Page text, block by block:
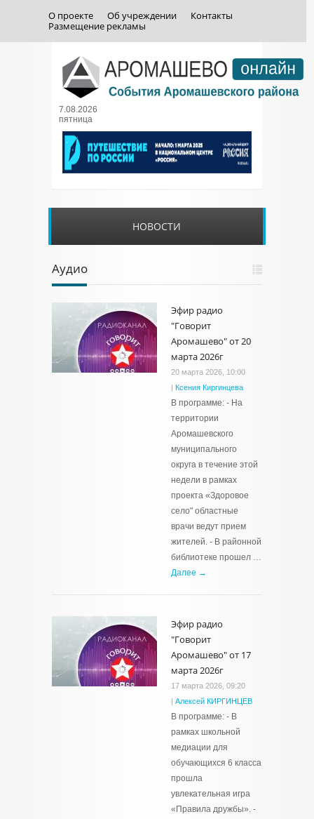
О проекте Об учреждении
Контакты
Размещение рекламы
7.08.2026
пятница
НОВОСТИ
Аудио
Эфир радио
"Говорит
Аромашево" от 20
марта 2026г
20 марта 2026, 10:00
| Ксения Киргинцева
В программе: - На
территории
Аромашевского
муниципального
округа в течение этой
недели в рамках
проекта «Здоровое
село" областные
врачи ведут прием
жителей. - В районной
библиотеке прошел …
Далее →
Эфир радио
"Говорит
Аромашево" от 17
марта 2026г
17 марта 2026, 09:20
| Алексей КИРГИНЦЕВ
В программе: - В
рамках школьной
медиации для
обучающихся 6 класса
прошла
увлекательная игра
«Правила дружбы». -